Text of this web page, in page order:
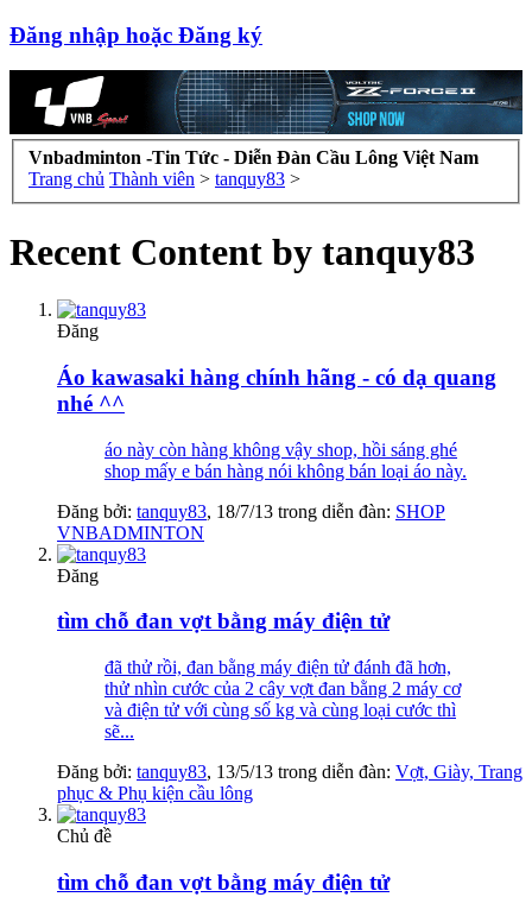
Đăng nhập hoặc Đăng ký
Vnbadminton -Tin Tức - Diễn Đàn Cầu Lông Việt Nam
Trang chủ Thành viên > tanquy83 >
Recent Content by tanquy83
Đăng
Áo kawasaki hàng chính hãng - có dạ quang
nhé ^^
áo này còn hàng không vậy shop, hồi sáng ghé
shop mấy e bán hàng nói không bán loại áo này.
Đăng bởi: tanquy83, 18/7/13 trong diễn đàn: SHOP
VNBADMINTON
Đăng
tìm chỗ đan vợt bằng máy điện tử
đã thử rồi, đan bằng máy điện tử đánh đã hơn,
thử nhìn cước của 2 cây vợt đan bằng 2 máy cơ
và điện tử với cùng số kg và cùng loại cước thì
sẽ...
Đăng bởi: tanquy83, 13/5/13 trong diễn đàn: Vợt, Giày, Trang
phục & Phụ kiện cầu lông
Chủ đề
tìm chỗ đan vợt bằng máy điện tử